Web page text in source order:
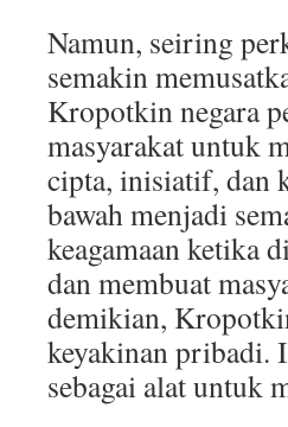
Namun, seiring
semakin
Kropotkin negara
masyarakat untuk
cipta, inisiatif, dan
bawah menjadi
keagamaan ketika
dan membuat
demikian,
keyakinan pribadi.
sebagai alat untuk